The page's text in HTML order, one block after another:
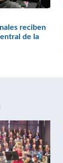
reciben
de la